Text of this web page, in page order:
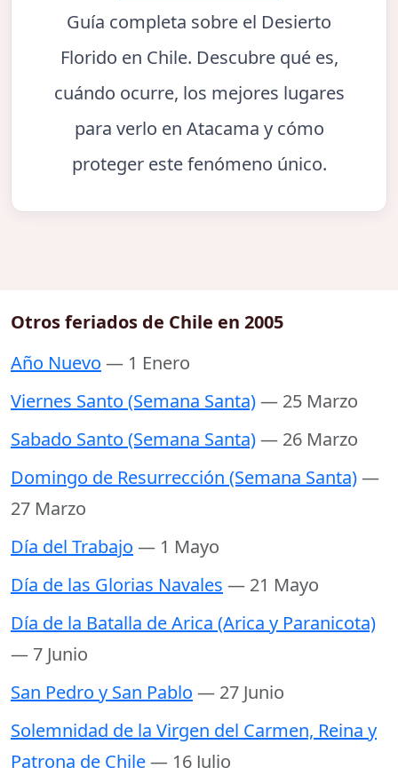
Guía completa sobre el Desierto
Florido en Chile. Descubre qué es,
cuándo ocurre, los mejores lugares
para verlo en Atacama y cómo
proteger este fenómeno único.
Otros feriados de Chile en 2005
Año Nuevo — 1 Enero
Viernes Santo (Semana Santa)— 25 Marzo
Sabado Santo (Semana Santa)— 26 Marzo
Domingo de Resurrección (Semana Santa)—
27 Marzo
Día del Trabajo — 1 Mayo
Día de las Glorias Navales — 21 Mayo
Día de la Batalla de Arica (Arica y Paranicota)
— 7 Junio
San Pedro y San Pablo — 27 Junio
Solemnidad de la Virgen del Carmen, Reina y
Patrona de Chile— 16 Julio